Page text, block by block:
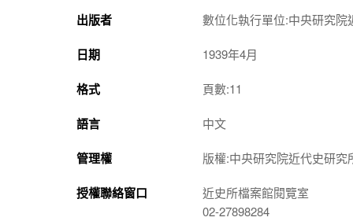
出版者 數位化執行單位:中央研究院
日期 1939年4月
格式 頁數:11
語言 中文
管理權 版權:中央研究院近代史研究
授權聯絡窗口
近史所檔案館閱覽室
02-27898284